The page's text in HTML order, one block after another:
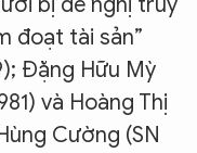
đoạt tài sản”
Đặng Hữu Mỳ
và Hoàng Thị
Cường (SN